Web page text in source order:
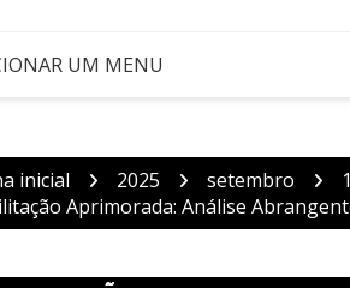
UM MENU
inicial 2025 setembro
Aprimorada: Análise